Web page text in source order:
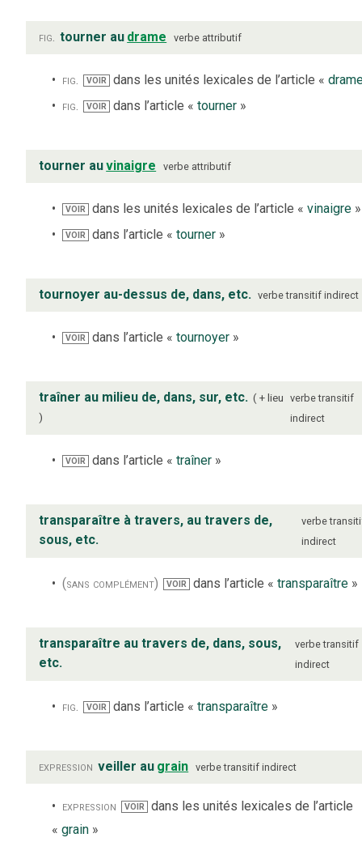
fig. tourner au drame verbe attributif
fig. VOIR dans les unités lexicales de l’article «
fig.
VOIR dans l’article « tourner»
tourner auvinaigre verbe attributif
VOIR dans les unités lexicales de l’article «vinaigre »
VOIR dans l’article «tourner »
tournoyer au-dessus de, dans, etc. verbe transitif indirect
VOIR dans l’article «tournoyer »
traîner au milieu de, dans, sur, etc. + lieu verbe transitif
indirect
VOIR dans l’article «traîner »
transparaître à travers, au travers de,
sous, etc.
verbe
indirect
(sans complément) VOIR dans l’article « transparaître»
transparaître au travers de, dans, sous,
etc.
verbe transitif
indirect
fig. VOIR dans l’article « transparaître»
expression veiller au grain verbe transitif indirect
expression VOIR dans les unités lexicales de l’article
« grain »